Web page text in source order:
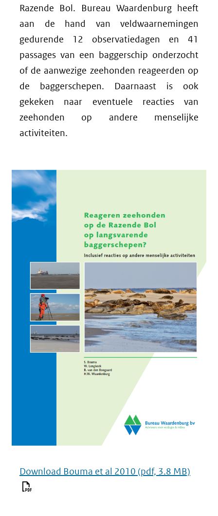
Razende Bol. Bureau Waardenburg heeft
aan de hand van veldwaarnemingen
gedurende 12 observatiedagen en 41
passages van een baggerschip onderzocht
of de aanwezige zeehonden reageerden op
de baggerschepen. Daarnaast is ook
gekeken naar eventuele reacties van
zeehonden op andere menselijke
activiteiten.
Download Bouma et al 2010 (pdf, 3.8 MB)